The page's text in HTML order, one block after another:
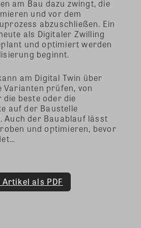
am Bau dazu zwingt, die
und vor dem
abzuschließen. Ein
als Digitaler Zwilling
und optimiert werden
beginnt.
am Digital Twin über
Varianten prüfen, von
beste oder die
auf der Baustelle
Auch der Bauablauf lässt
und optimieren, bevor
als PDF